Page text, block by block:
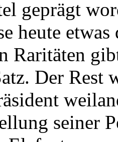
geprägt
heute
Raritäten
Der Rest
seiner